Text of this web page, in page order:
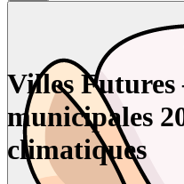
Villes
municipales
climatiques